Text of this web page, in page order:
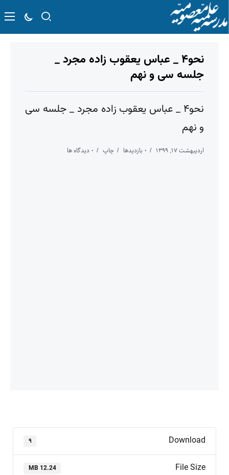
نحو۴ _ عباس یعقوب زاده مجرد _
جلسه سی و نهم
نحو۴ _ عباس یعقوب زاده مجرد _ جلسه سی
و نهم
اردیبهشت ۱۷, ۱۳۹۹ ۰ بازدیدها چاپ ۰ دیدگاه ها
Download ۹
File Size
12.24 MB